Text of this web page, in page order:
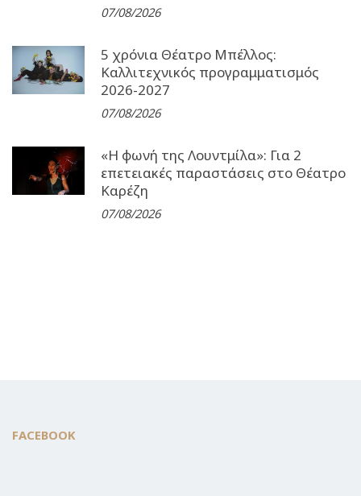
07/08/2026
5 χρόνια Θέατρο Μπέλλος:
Καλλιτεχνικός προγραμματισμός
2026-2027
07/08/2026
«Η φωνή της Λουντμίλα»: Για 2
επετειακές παραστάσεις στο Θέατρο
Καρέζη
07/08/2026
FACEBOOK